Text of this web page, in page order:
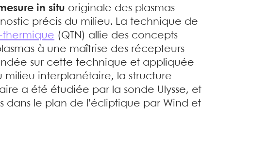
in situ originale des plasmas
précis du milieu. La technique de
thermique (QTN) allie des concepts
à une maîtrise des récepteurs
sur cette technique et appliquée
milieu interplanétaire, la structure
a été étudiée par la sonde Ulysse, et
dans le plan de l’écliptique par Wind et